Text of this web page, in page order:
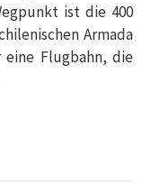
ist die 400
Armada
Flugbahn, die